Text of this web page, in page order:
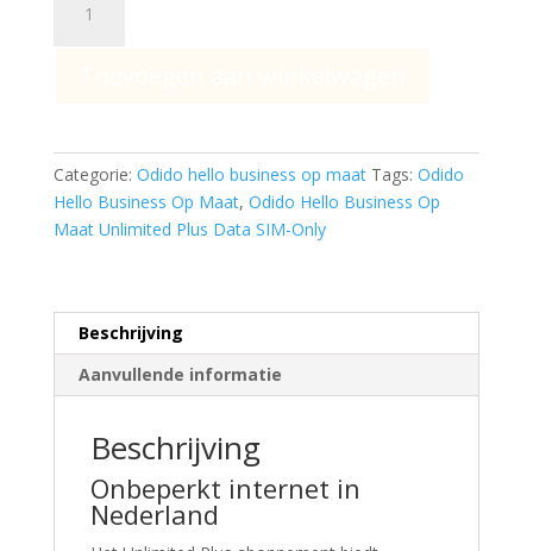
Hello
Plus
Data
SIM-
Only
Categorie: Odido hello business op maat Tags: Odido
Hello Business Op Maat, Odido Hello Business Op
Maat Unlimited Plus Data SIM-Only
Beschrijving
Aanvullende informatie
Beschrijving
Onbeperkt internet in
Nederland